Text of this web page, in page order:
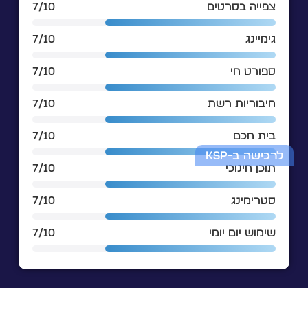
לרכישה ב-KSP
צפייה בסרטים 7/10
גימיינג 7/10
ספורט חי 7/10
חיבוריות רשת 7/10
בית חכם 7/10
תוכן חינוכי 7/10
סטרימינג 7/10
שימוש יום יומי 7/10